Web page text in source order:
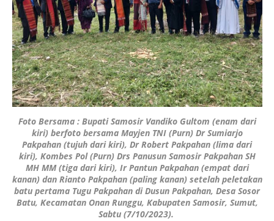
Foto Bersama : Bupati Samosir Vandiko Gultom (enam dari
kiri) berfoto bersama Mayjen TNI (Purn) Dr Sumiarjo
Pakpahan (tujuh dari kiri), Dr Robert Pakpahan (lima dari
kiri), Kombes Pol (Purn) Drs Panusun Samosir Pakpahan SH
MH MM (tiga dari kiri), Ir Pantun Pakpahan (empat dari
kanan) dan Rianto Pakpahan (paling kanan) setelah peletakan
batu pertama Tugu Pakpahan di Dusun Pakpahan, Desa Sosor
Batu, Kecamatan Onan Runggu, Kabupaten Samosir, Sumut,
Sabtu (7/10/2023).